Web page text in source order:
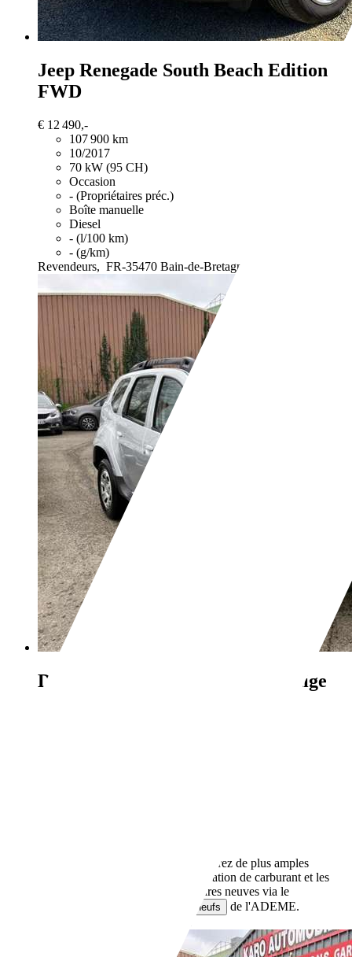
Jeep Renegade South Beach Edition
FWD
€ 12 490,-
107 900 km
10/2017
70 kW (95 CH)
Occasion
- (Propriétaires préc.)
Boîte manuelle
Diesel
- (l/100 km)
- (g/km)
Revendeurs, FR-35470 Bain-de-Bretagne
Dacia Duster
1.5 dCi 110ch Prestige
Vous trouverez de plus amples
informations sur la consommation de carburant et les
émissions de CO2 des voitures neuves via le
comparateur de véhicules neufs
de l'ADEME.